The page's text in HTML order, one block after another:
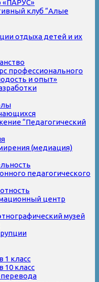
«ПАРУС»
клуб “Алые
отдыха детей и их
профессионального
и опыт»
“Педагогический
(медиация)
педагогического
центр
музей
1 класс
10 класс